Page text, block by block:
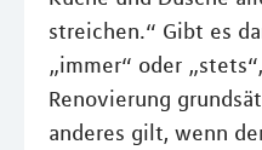
streichen.“ Gibt es
„immer“ oder
Renovierung
anderes gilt, wenn